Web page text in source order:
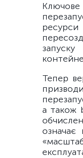
Ключове
Тепер
а також
означає